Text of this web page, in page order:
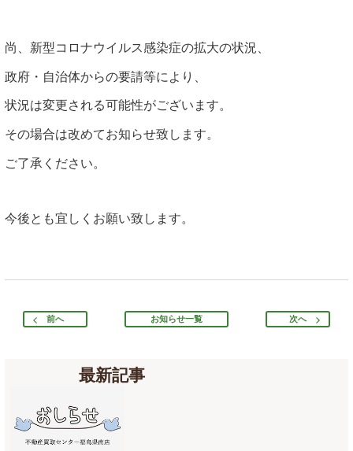
尚、新型コロナウイルス感染症の拡大の状況、
政府・自治体からの要請等により、
状況は変更される可能性がございます。
その場合は改めてお知らせ致します。
ご了承ください。
今後とも宜しくお願い致します。
前へ お知らせ一覧 次へ
最新記事